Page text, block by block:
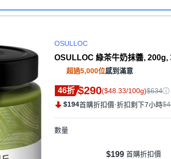
OSULLOC
OSULLOC 綠茶牛奶抹醬, 200g,
超過5,000位感到滿意
46折 $290($48.33/100g)$634
$194首購折扣價·折扣剩下7小時
數量
$199 首購折扣價